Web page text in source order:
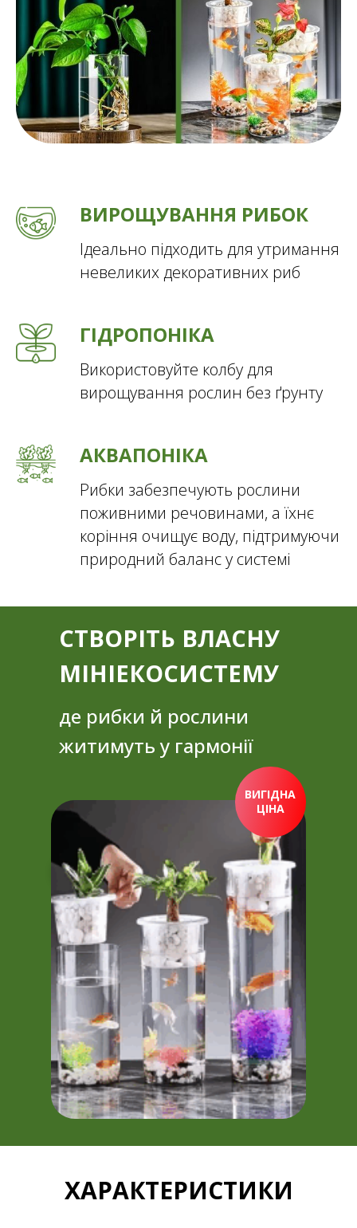
ВИРОЩУВАННЯ РИБОК
Ідеально підходить для утримання
невеликих декоративних риб
ГІДРОПОНІКА
Використовуйте колбу для
вирощування рослин без ґрунту
АКВАПОНІКА
Рибки забезпечують рослини
поживними речовинами, а їхнє
коріння очищує воду, підтримуючи
природний баланс у системі
ПРИДБАТИ ЗАРАЗ
СТВОРІТЬ ВЛАСНУ
МІНІЕКОСИСТЕМУ
де рибки й рослини
житимуть у гармонії
ВИГІДНА
ЦІНА
ХАРАКТЕРИСТИКИ